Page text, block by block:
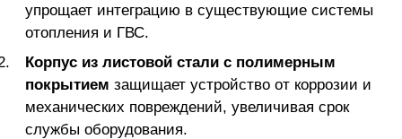
упрощает интеграцию в существующие системы
отопления и ГВС.
Корпус из листовой стали с полимерным
покрытием защищает устройство от коррозии и
механических повреждений, увеличивая срок
службы оборудования.